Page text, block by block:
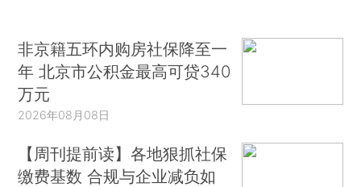
非京籍五环内购房社保降至一
年 北京市公积金最高可贷340
万元
2026年08月08日
【周刊提前读】各地狠抓社保
缴费基数 合规与企业减负如